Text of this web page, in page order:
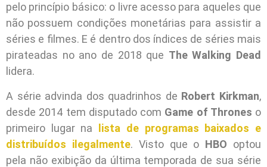
pelo princípio básico: o livre acesso para aqueles que
não possuem condições monetárias para assistir a
séries e filmes. E é dentro dos índices de séries mais
pirateadas no ano de 2018 que The Walking Dead
lidera.
A série advinda dos quadrinhos de Robert Kirkman,
desde 2014 tem disputado com Game of Thrones o
primeiro lugar na lista de programas baixados e
distribuídos ilegalmente. Visto que o HBO optou
pela não exibição da última temporada de sua série